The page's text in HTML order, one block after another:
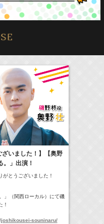
イベント 販売情報
庄司浩平
いく！？ 髙橋ひかる
牧田習
ポン 藤田ニコル Now
髙橋ひかる
ざいました！】【奥野
」出演！
がとうございました！
」（関西ローカル）
にて磯
！
souninaru/